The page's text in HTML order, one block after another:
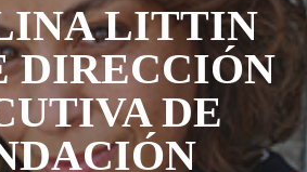
LITTIN
DIRECCIÓN
DE